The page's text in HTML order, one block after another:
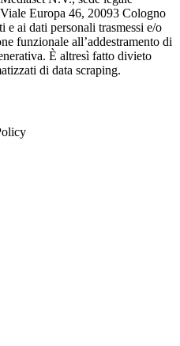
Europa 46, 20093 Cologno
e ai dati personali trasmessi e/o
funzionale all’addestramento di
È altresì fatto divieto
di data scraping.